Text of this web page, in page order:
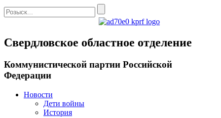
Свердловское областное отделение
Коммунистической партии Российской
Федерации
Новости
Дети войны
История